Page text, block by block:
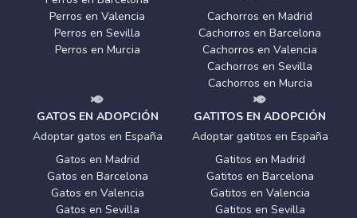
Perros en Valencia
Perros en Sevilla
Perros en Murcia
Cachorros en Madrid
Cachorros en Barcelona
Cachorros en Valencia
Cachorros en Sevilla
Cachorros en Murcia
GATOS EN ADOPCIÓN
Adoptar gatos en España
Gatos en Madrid
Gatos en Barcelona
Gatos en Valencia
Gatos en Sevilla
GATITOS EN ADOPCIÓN
Adoptar gatitos en España
Gatitos en Madrid
Gatitos en Barcelona
Gatitos en Valencia
Gatitos en Sevilla